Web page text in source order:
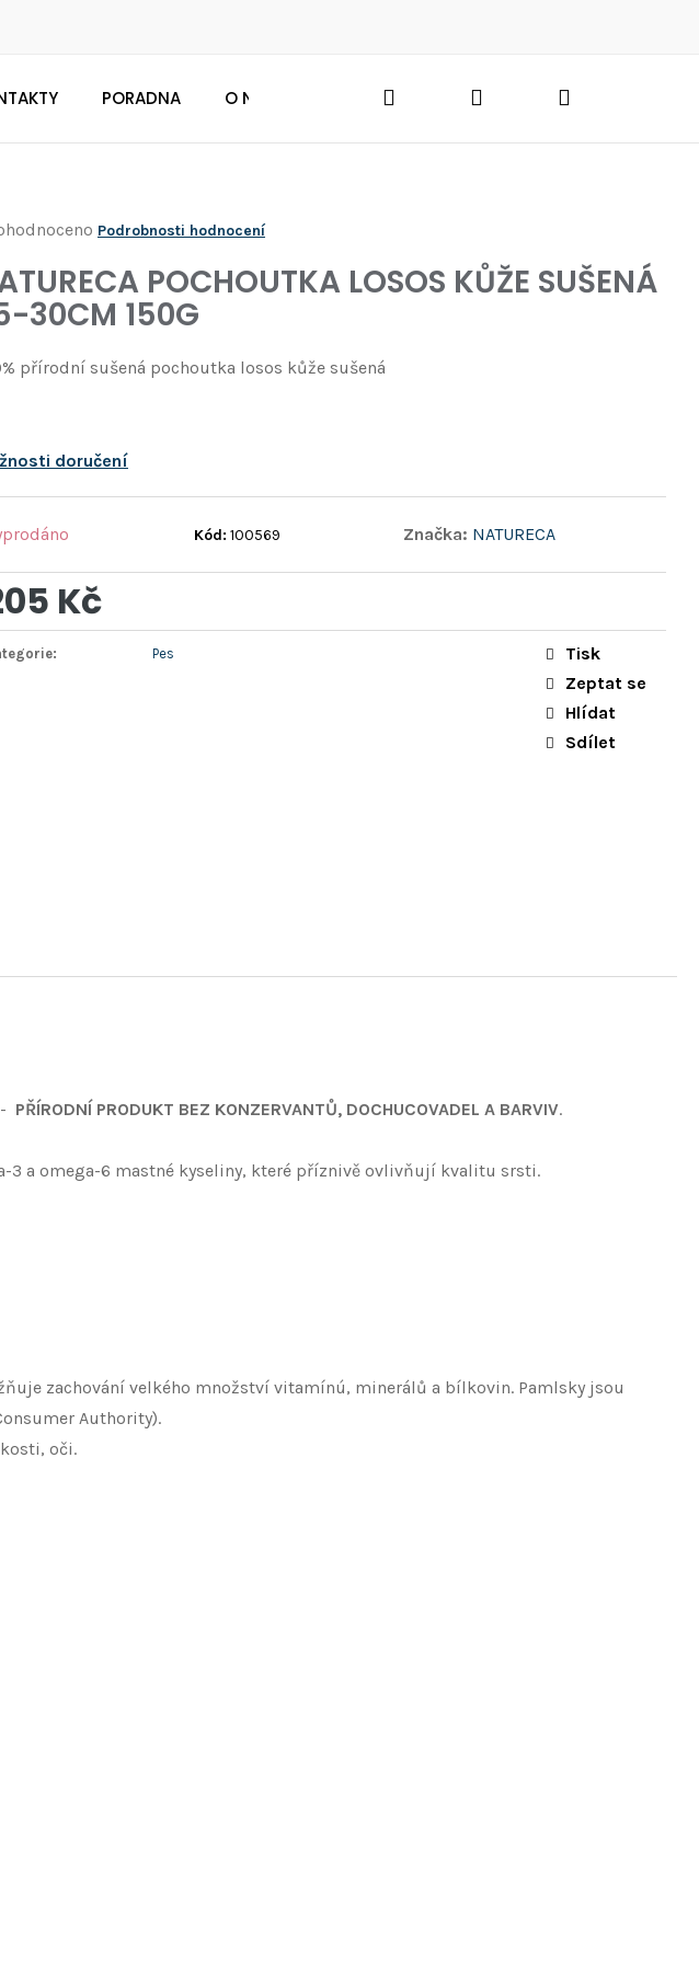
PORADNA O NÁS Hledat PřihlášeníNákupní
Podrobnosti hodnocení
POCHOUTKA LOSOS KŮŽE SUŠENÁ
30CM 150G
přírodní sušená pochoutka losos kůže sušená
doručení
Kód: 100569 Značka: NATURECA
Kč
: Pes
Tisk
Zeptat se
Hlídat
Sdílet
PŘÍRODNÍ PRODUKT BEZ KONZERVANTŮ, DOCHUCOVADEL A BARVIV.
3 a omega-6 mastné kyseliny, které příznivě ovlivňují kvalitu srsti.
zachování velkého množství vitamínú, minerálů a bílkovin. Pamlsky jsou
Authority).
oči.